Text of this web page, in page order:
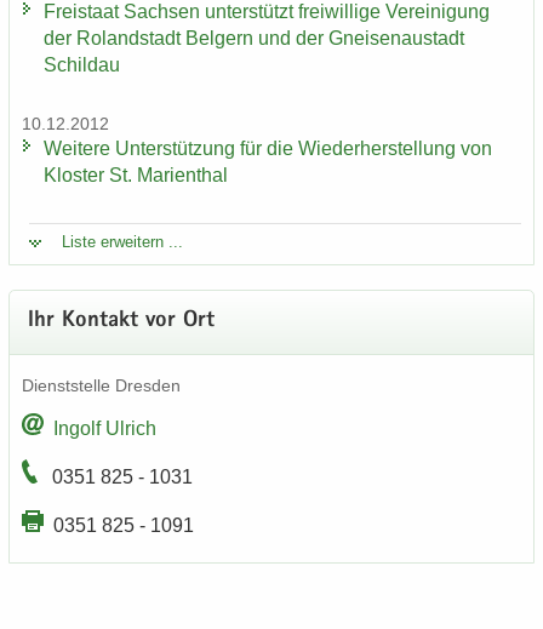
Frei­staat Sach­sen un­ter­stützt frei­wil­li­ge Ver­ei­ni­gung
der Ro­land­stadt Bel­gern und der Gnei­sen­au­stadt
Schildau
10.12.2012
Wei­te­re Un­ter­stüt­zung für die Wie­der­her­stel­lung von
Klos­ter St. Ma­ri­en­thal
Liste er­wei­tern ...
Ihr Kon­takt vor Ort
Dienst­stel­le Dres­den
In­golf Ul­rich
0351 825 - 1031
0351 825 - 1091